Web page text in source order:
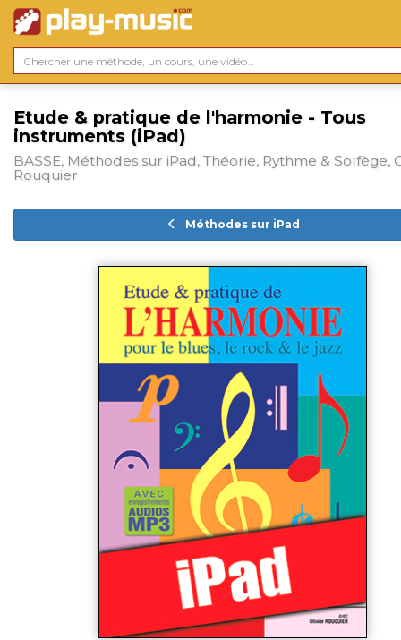
Etude & pratique de l'harmonie - Tous
instruments (iPad)
BASSE, Méthodes sur iPad, Théorie, Rythme & Solfège,
Rouquier
Méthodes sur iPad